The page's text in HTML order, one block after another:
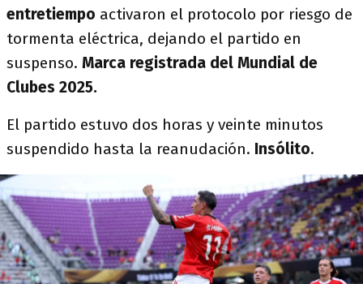
entretiempo activaron el protocolo por riesgo de
tormenta eléctrica, dejando el partido en
suspenso. Marca registrada del Mundial de
Clubes 2025.
El partido estuvo dos horas y veinte minutos
suspendido hasta la reanudación. Insólito.